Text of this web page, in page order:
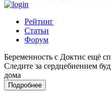
Рейтинг
Статьи
Форум
Беременность с Доктис ещё
Следите за сердцебиением
дома
Подробнее